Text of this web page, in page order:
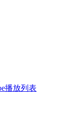
播放列表